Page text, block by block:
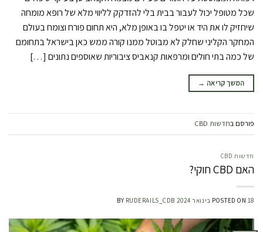
שכל מטופל יכול לעבור בבית בלי להזדקק לליווי מלא של רופא מומחה
שיחזיק לו את היד או יטפל בו באופן מלא, היא תחום פורח וצומח בעולם
המחקר הקליני שחלק לא מבוטל ממנו קורה ממש כאן בישראל בתחומם
של כמה בתי חולים ומרפאות קנאביס ציבוריות שאוספים נתונים […]
המשך קריאה →
פורסם בחדשות CBD
חדשות CBD
האם CBD חוקי?
POSTED ON 18 בינואר 2024 BY RUDERAILS_CDB